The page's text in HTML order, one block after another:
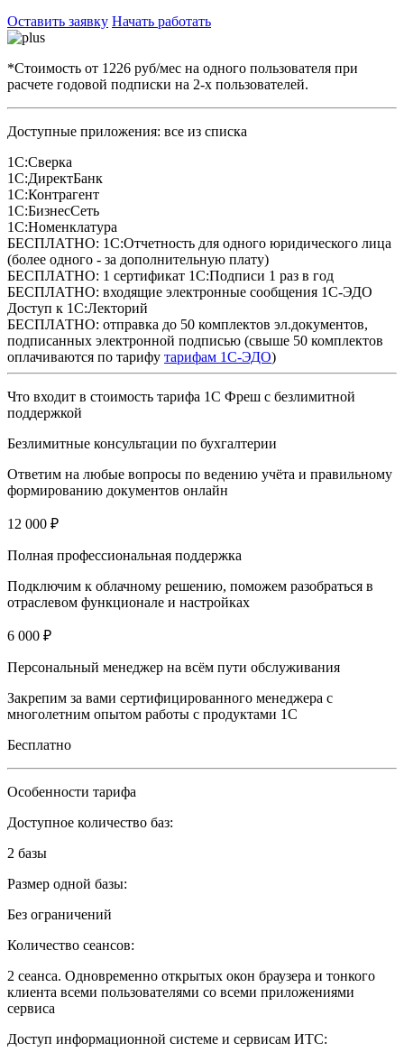
Оставить заявку Начать работать
*Стоимость от 1226 руб/мес на одного пользователя при
расчете годовой подписки на 2-х пользователей.
Доступные приложения: все из списка
1С:Сверка
1С:ДиректБанк
1С:Контрагент
1С:БизнесСеть
1С:Номенклатура
БЕСПЛАТНО: 1С:Отчетность для одного юридического лица
(более одного - за дополнительную плату)
БЕСПЛАТНО: 1 сертификат 1С:Подписи 1 раз в год
БЕСПЛАТНО: входящие электронные сообщения 1С-ЭДО
Доступ к 1С:Лекторий
БЕСПЛАТНО: отправка до 50 комплектов эл.документов,
подписанных электронной подписью (свыше 50 комплектов
оплачиваются по тарифу тарифам 1С-ЭДО)
Что входит в стоимость тарифа 1С Фреш с безлимитной
поддержкой
Безлимитные консультации по бухгалтерии
Ответим на любые вопросы по ведению учёта и правильному
формированию документов онлайн
12 000 ₽
Полная профессиональная поддержка
Подключим к облачному решению, поможем разобраться в
отраслевом функционале и настройках
6 000 ₽
Персональный менеджер на всём пути обслуживания
Закрепим за вами сертифицированного менеджера с
многолетним опытом работы с продуктами 1С
Бесплатно
Особенности тарифа
Доступное количество баз:
2 базы
Размер одной базы:
Без ограничений
Количество сеансов:
2 сеанса. Одновременно открытых окон браузера и тонкого
клиента всеми пользователями со всеми приложениями
сервиса
Доступ информационной системе и сервисам ИТС: